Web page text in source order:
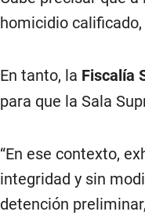
homicidio
En tanto, la Fiscalía
para que la Sala
“En ese contexto,
integridad y sin
detención